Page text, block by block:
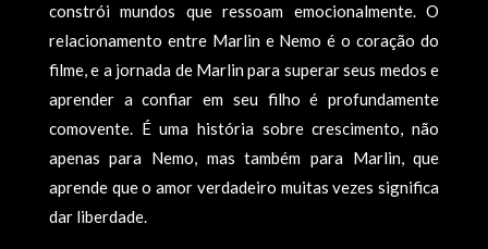
constrói mundos que ressoam emocionalmente. O
relacionamento entre Marlin e Nemo é o coração do
filme, e a jornada de Marlin para superar seus medos e
aprender a confiar em seu filho é profundamente
comovente. É uma história sobre crescimento, não
apenas para Nemo, mas também para Marlin, que
aprende que o amor verdadeiro muitas vezes significa
dar liberdade.